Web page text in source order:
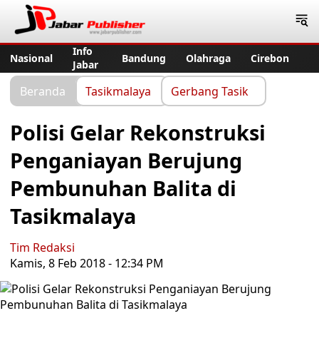
Nasional
Info
Jabar
Bandung Olahraga Cirebon
Beranda Tasikmalaya Gerbang Tasik
Polisi Gelar Rekonstruksi
Penganiayan Berujung
Pembunuhan Balita di
Tasikmalaya
Tim Redaksi
Kamis, 8 Feb 2018 - 12:34 PM